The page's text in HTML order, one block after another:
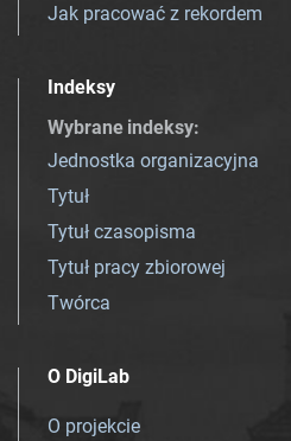
Jak pracować z rekordem
Indeksy
Wybrane indeksy:
Jednostka organizacyjna
Tytuł
Tytuł czasopisma
Tytuł pracy zbiorowej
Twórca
O DigiLab
O projekcie